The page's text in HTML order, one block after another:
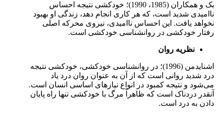
بک و همکاران (1985، 1990)؛ خودکشی نتیجه احساس
ناامیدی شدید است، که هر کاری انجام دهد، زندگی او بهبود
نخواهد یافت. این احساس ناامیدی، نیروی محرکه اصلی
رفتار خودکشی در روانشناسی خودکشی است.
نظریه روان
اشنایدمن (1996)؛ در روانشناسی خودکشی، خودکشی نتیجه
درد شدید روانی است که از آن به عنوان روان درد یاد
می‌شود و نتیجه کمبود در انواع نیازهای اساسی انسان است.
آنقدر دردناک است که ظاهراً مرگ با خودکشی تنها راه پایان
دادن به درد است.